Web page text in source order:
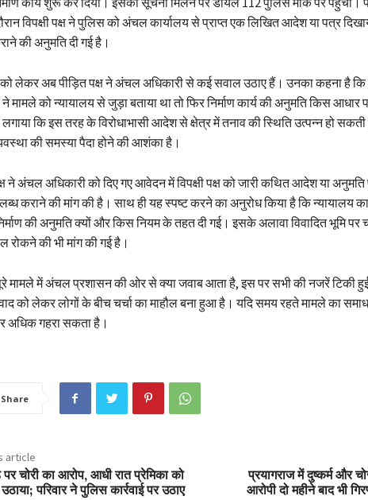
विपक्षी पक्ष ने पुलिस को अंचल कार्यालय से प्राप्त एक लिखित आदेश या पत्र
की अनुमति दी गई है।
को लेकर अब पीड़ित पक्ष ने अंचल अधिकारी से कई सवाल उठाए हैं। उनका कहना है
ने मामले को न्यायालय से जुड़ा बताया था तो फिर निर्माण कार्य की अनुमति किस आधार
कि इस तरह के विरोधाभासी आदेश से क्षेत्र में तनाव की स्थिति उत्पन्न हो
की समस्या पैदा होने की आशंका है।
ने अंचल अधिकारी को दिए गए आवेदन में विपक्षी पक्ष को जारी कथित आदेश या
कराने की मांग की है। साथ ही यह स्पष्ट करने का अनुरोध किया है कि न्यायालय
की अनुमति क्यों और किस नियम के तहत दी गई। इसके अलावा विवादित भूमि पर
रोकने की भी मांग की गई है।
मामले में अंचल प्रशासन की ओर से क्या जवाब आता है, इस पर सभी की नजरें टिकी हुई
को लेकर लोगों के बीच चर्चा का माहौल बना हुआ है। यदि समय रहते मामले का
अधिक गहरा सकता है।
Share
article
चोरी का आरोप, आधी रात प्रेमिका को
परिवार ने पुलिस कार्रवाई पर उठाए
प्रयागराज में दुष्कर्म और
आरोपी दो महीने बाद भी